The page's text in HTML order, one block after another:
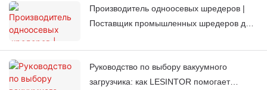
Производитель одноосевых шредеров |
Поставщик промышленных шредеров для
Руководство по выбору вакуумного
загрузчика: как LESINTOR помогает